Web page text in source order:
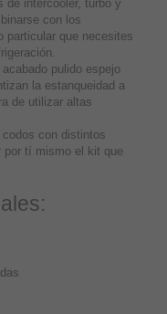
de intercooler, turbo y
con los
particular que necesites
pulido espejo
la estanqueidad a
de utilizar altas
con distintos
por tí mismo el kit que